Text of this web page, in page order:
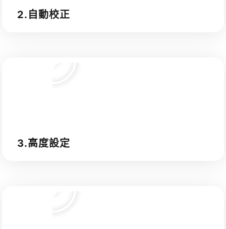
2.自動校正
3.高度設定